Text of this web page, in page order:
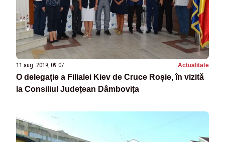
11 aug. 2019, 09:07 Actualitate
O delegație a Filialei Kiev de Cruce Roșie, în vizită
la Consiliul Județean Dâmbovița